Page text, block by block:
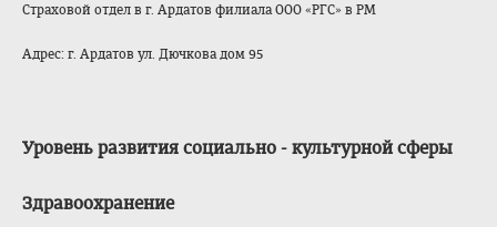
Страховой отдел в г. Ардатов филиала ООО «РГС» в РМ
Адрес: г. Ардатов ул. Дючкова дом 95
Уровень развития социально - культурной сферы
Здравоохранение